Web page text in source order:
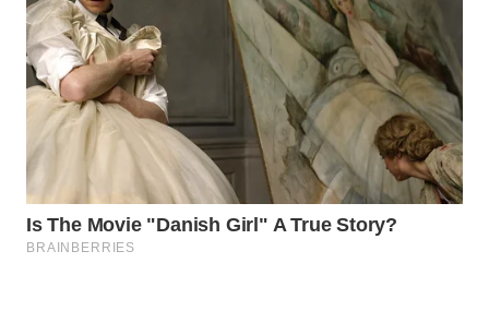
DESA
WISATA
LAPAK
WAHANA
Wahana
Network
KONSUMEN